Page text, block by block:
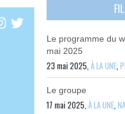
Le programme du
mai 2025
23 mai 2025,À LA UNE,
Le groupe
17 mai 2025,À LA UNE,